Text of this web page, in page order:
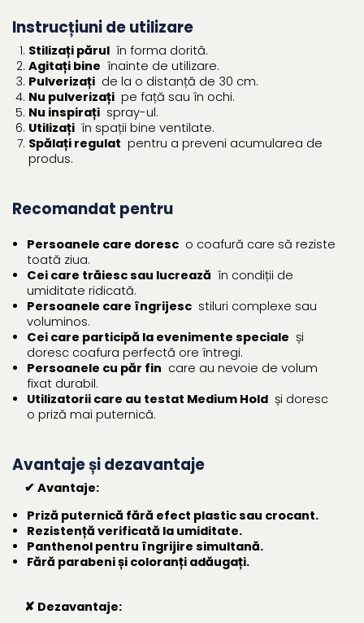
Instrucțiuni de utilizare
Stilizați părul în forma dorită.
Agitați bine înainte de utilizare.
Pulverizați de la o distanță de 30 cm.
Nu pulverizați pe față sau în ochi.
Nu inspirați spray-ul.
Utilizați în spații bine ventilate.
Spălați regulat pentru a preveni acumularea de
produs.
Recomandat pentru
Persoanele care doresc o coafură care să reziste
toată ziua.
Cei care trăiesc sau lucrează în condiții de
umiditate ridicată.
Persoanele care îngrijesc stiluri complexe sau
voluminos.
Cei care participă la evenimente speciale și
doresc coafura perfectă ore întregi.
Persoanele cu păr fin care au nevoie de volum
fixat durabil.
Utilizatorii care au testat Medium Hold și doresc
o priză mai puternică.
Avantaje și dezavantaje
✔ Avantaje:
Priză puternică fără efect plastic sau crocant.
Rezistență verificată la umiditate.
Panthenol pentru îngrijire simultană.
Fără parabeni și coloranți adăugați.
✘ Dezavantaje: